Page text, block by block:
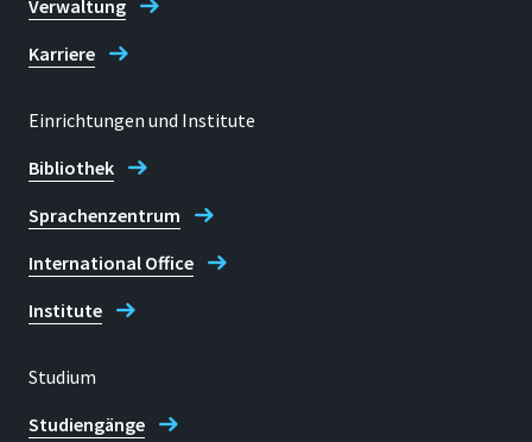
Verwaltung
Karriere
Einrichtungen und Institute
Bibliothek
Sprachenzentrum
International Office
Institute
Studium
Studiengänge